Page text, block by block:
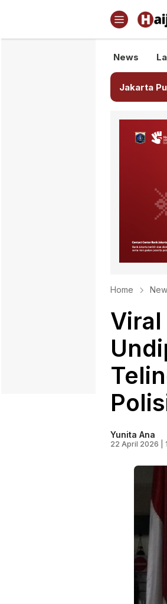
News
Jakarta
Home
Yunita Ana
22 April 2026 |